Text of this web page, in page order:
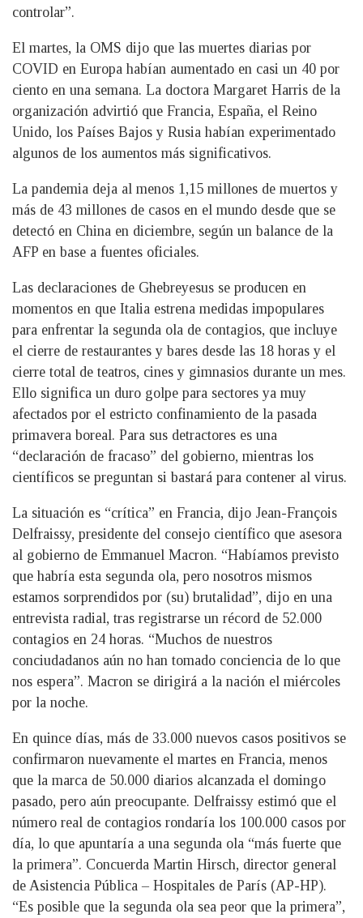
controlar”.
El martes, la OMS dijo que las muertes diarias por
COVID en Europa habían aumentado en casi un 40 por
ciento en una semana. La doctora Margaret Harris de la
organización advirtió que Francia, España, el Reino
Unido, los Países Bajos y Rusia habían experimentado
algunos de los aumentos más significativos.
La pandemia deja al menos 1,15 millones de muertos y
más de 43 millones de casos en el mundo desde que se
detectó en China en diciembre, según un balance de la
AFP en base a fuentes oficiales.
Las declaraciones de Ghebreyesus se producen en
momentos en que Italia estrena medidas impopulares
para enfrentar la segunda ola de contagios, que incluye
el cierre de restaurantes y bares desde las 18 horas y el
cierre total de teatros, cines y gimnasios durante un mes.
Ello significa un duro golpe para sectores ya muy
afectados por el estricto confinamiento de la pasada
primavera boreal. Para sus detractores es una
“declaración de fracaso” del gobierno, mientras los
científicos se preguntan si bastará para contener al virus.
La situación es “crítica” en Francia, dijo Jean-François
Delfraissy, presidente del consejo científico que asesora
al gobierno de Emmanuel Macron. “Habíamos previsto
que habría esta segunda ola, pero nosotros mismos
estamos sorprendidos por (su) brutalidad”, dijo en una
entrevista radial, tras registrarse un récord de 52.000
contagios en 24 horas. “Muchos de nuestros
conciudadanos aún no han tomado conciencia de lo que
nos espera”. Macron se dirigirá a la nación el miércoles
por la noche.
En quince días, más de 33.000 nuevos casos positivos se
confirmaron nuevamente el martes en Francia, menos
que la marca de 50.000 diarios alcanzada el domingo
pasado, pero aún preocupante. Delfraissy estimó que el
número real de contagios rondaría los 100.000 casos por
día, lo que apuntaría a una segunda ola “más fuerte que
la primera”. Concuerda Martin Hirsch, director general
de Asistencia Pública – Hospitales de París (AP-HP).
“Es posible que la segunda ola sea peor que la primera”,